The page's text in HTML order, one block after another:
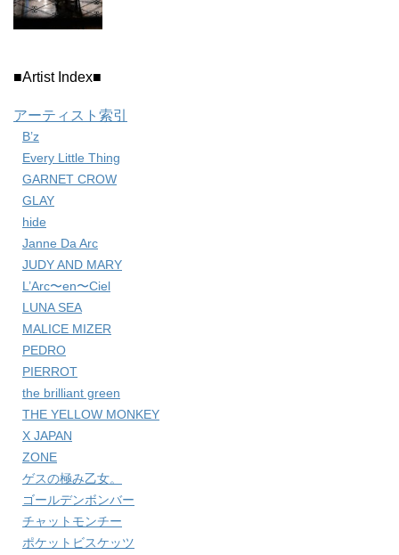
■Artist Index■
アーティスト索引
B’z
Every Little Thing
GARNET CROW
GLAY
hide
Janne Da Arc
JUDY AND MARY
L’Arc〜en〜Ciel
LUNA SEA
MALICE MIZER
PEDRO
PIERROT
the brilliant green
THE YELLOW MONKEY
X JAPAN
ZONE
ゲスの極み乙女。
ゴールデンボンバー
チャットモンチー
ポケットビスケッツ